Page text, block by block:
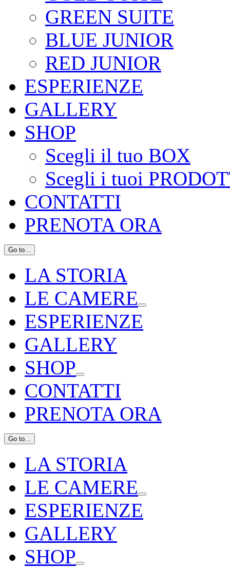
GREEN SUITE
BLUE JUNIOR
RED JUNIOR
ESPERIENZE
GALLERY
SHOP
Scegli il tuo BOX
Scegli i tuoi
CONTATTI
PRENOTA ORA
Go to...
LA STORIA
LE CAMERE
ESPERIENZE
GALLERY
SHOP
CONTATTI
PRENOTA ORA
Go to...
LA STORIA
LE CAMERE
ESPERIENZE
GALLERY
SHOP